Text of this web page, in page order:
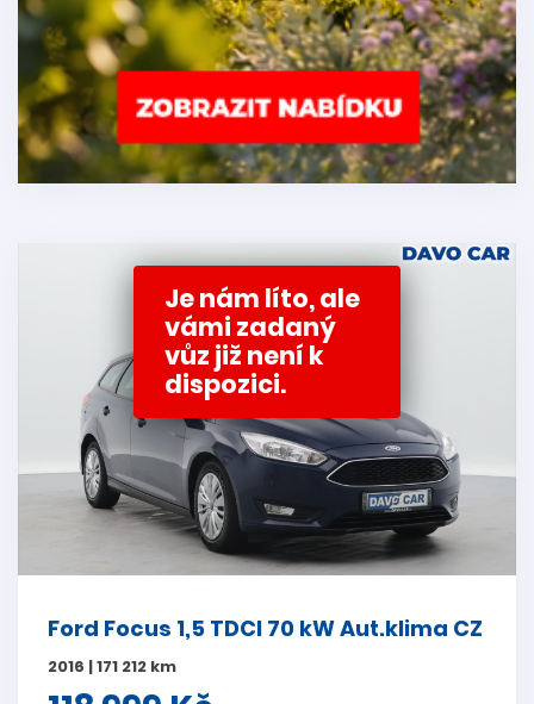
Je nám líto, ale
vámi zadaný
vůz již není k
dispozici.
Ford Focus 1,5 TDCI 70 kW Aut.klima CZ
2016 | 171 212 km